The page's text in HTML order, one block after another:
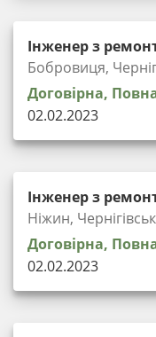
Інженер з
Бобровиця,
Договірна,
02.02.2023
Інженер з
Ніжин,
Договірна,
02.02.2023